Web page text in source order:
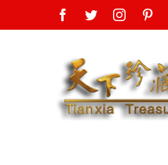
to
Facebook
TwitterInstagram